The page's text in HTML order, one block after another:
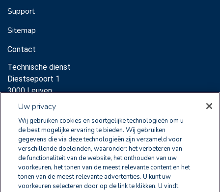
Support
Sitemap
Contact
Technische dienst
Diestsepoort 1
3000 Leuven
Support:
Commerciële dienst
Diestsepoort 1
3000 Leuven
sales@clearnox.com
Uw privacy
Wij gebruiken cookies en soortgelijke technologieën om u
de best mogelijke ervaring te bieden. Wij gebruiken
gegevens die via deze technologieën zijn verzameld voor
verschillende doeleinden, waaronder: het verbeteren van
de functionaliteit van de website, het onthouden van uw
voorkeuren, het tonen van de meest relevante content en het
tonen van de meest relevante advertenties. U kunt uw
voorkeuren selecteren door op de link te klikken. U vindt